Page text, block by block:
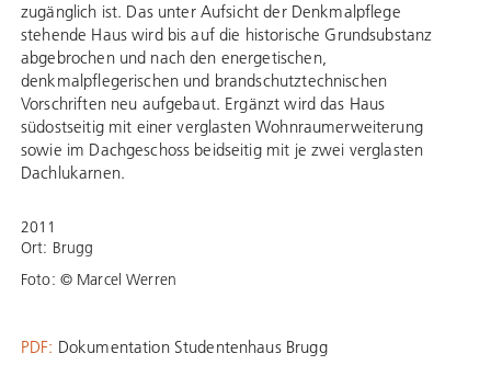
zugänglich ist. Das unter Aufsicht der Denkmalpflege
stehende Haus wird bis auf die historische Grundsubstanz
abgebrochen und nach den energetischen,
denkmalpflegerischen und brandschutztechnischen
Vorschriften neu aufgebaut. Ergänzt wird das Haus
südostseitig mit einer verglasten Wohnraumerweiterung
sowie im Dachgeschoss beidseitig mit je zwei verglasten
Dachlukarnen.
2011
Ort: Brugg
Foto: © Marcel Werren
PDF: Dokumentation Studentenhaus Brugg